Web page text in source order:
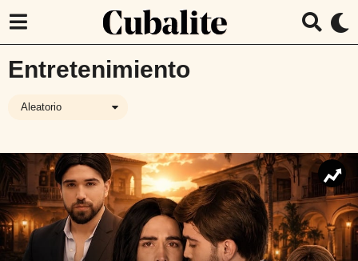
Entretenimiento
Aleatorio